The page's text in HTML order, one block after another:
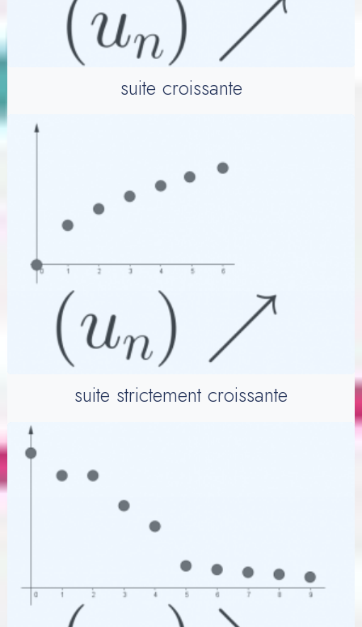
suite croissante
suite strictement croissante